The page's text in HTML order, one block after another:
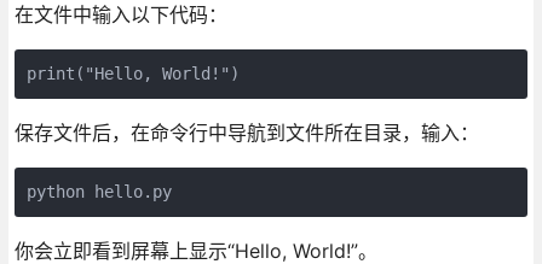
在文件中输入以下代码：
print("Hello, World!")
保存文件后，在命令行中导航到文件所在目录，输入：
python hello.py
你会立即看到屏幕上显示“Hello, World!”。